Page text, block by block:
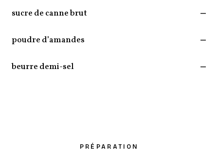
sucre de canne brut —
poudre d’amandes —
beurre demi-sel —
PRÉPARATION